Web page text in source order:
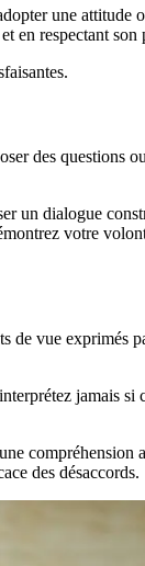
une attitude
en respectant
des questions
un dialogue
votre
de vue exprimés
jamais si
compréhension
des désaccords.